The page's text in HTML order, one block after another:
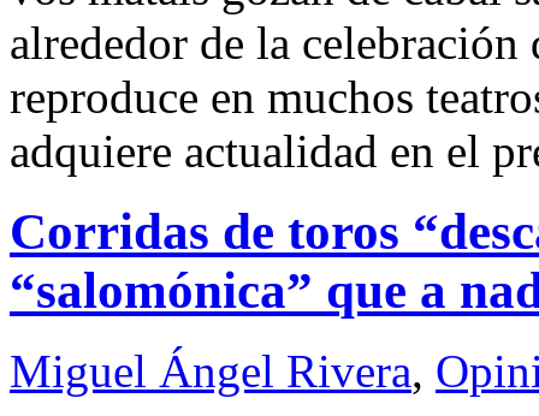
alrededor de la
reproduce en muchos
adquiere actualidad en el
Corridas de toros
“salomónica” que a
Miguel Ángel Rivera,